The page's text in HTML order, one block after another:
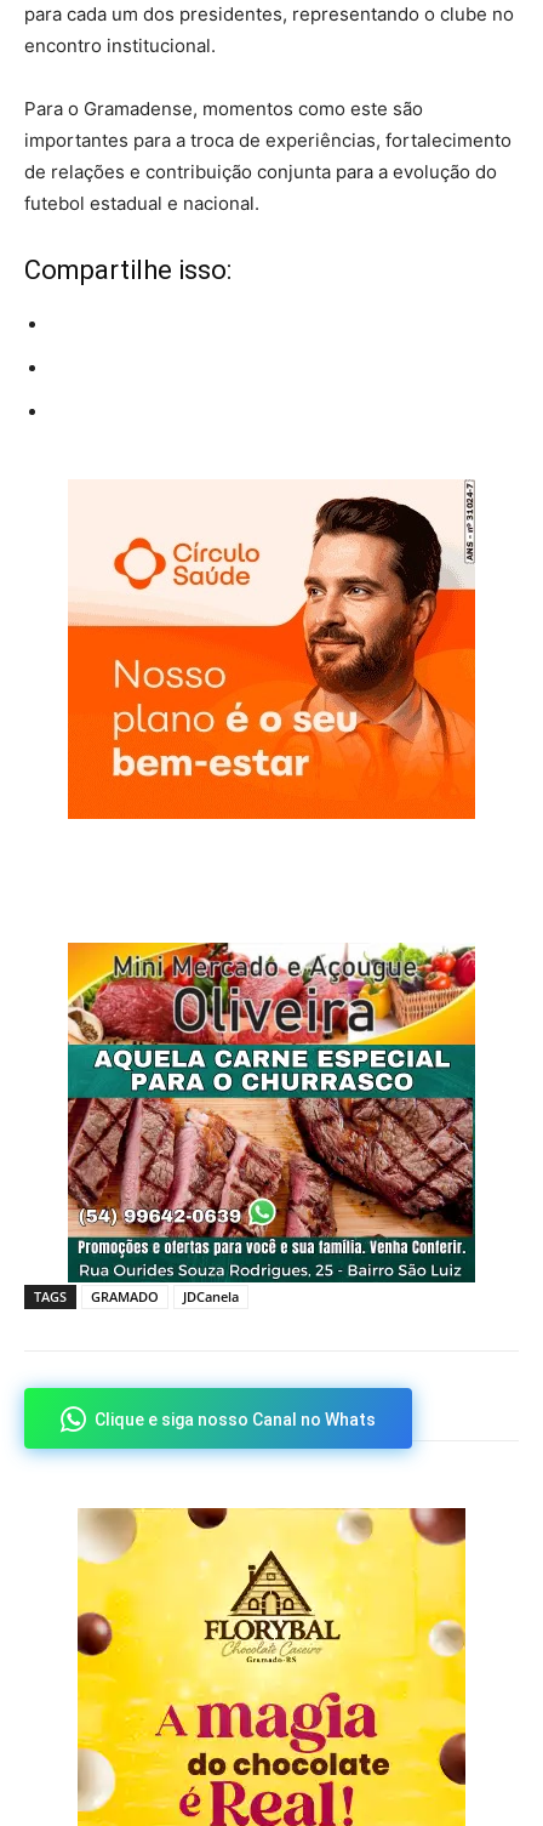
para cada um dos presidentes, representando o clube no
encontro institucional.
Para o Gramadense, momentos como este são
importantes para a troca de experiências, fortalecimento
de relações e contribuição conjunta para a evolução do
futebol estadual e nacional.
Compartilhe isso:
TAGS GRAMADO JDCanela
Clique e siga nosso Canal no Whats